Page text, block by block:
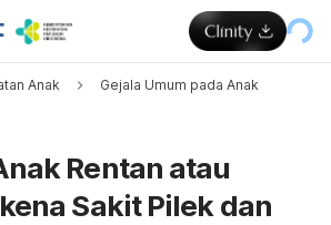
Anak Gejala Umum pada Anak
Rentan atau
Sakit Pilek dan